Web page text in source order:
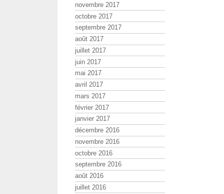
novembre 2017
octobre 2017
septembre 2017
août 2017
juillet 2017
juin 2017
mai 2017
avril 2017
mars 2017
février 2017
janvier 2017
décembre 2016
novembre 2016
octobre 2016
septembre 2016
août 2016
juillet 2016